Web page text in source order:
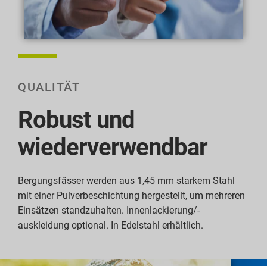
QUALITÄT
Robust und
wiederverwendbar
Bergungsfässer werden aus 1,45 mm starkem Stahl
mit einer Pulverbeschichtung hergestellt, um mehreren
Einsätzen standzuhalten. Innenlackierung/-
auskleidung optional. In Edelstahl erhältlich.